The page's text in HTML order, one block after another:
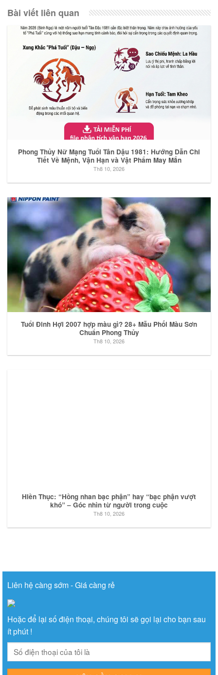
Bài viết liên quan
Phong Thủy Nữ Mạng Tuổi Tân Dậu 1981: Hướng Dẫn Chi
Tiết Về Mệnh, Vận Hạn và Vật Phẩm May Mắn
Th8 10, 2026
Tuổi Đinh Hợi 2007 hợp màu gì? 28+ Mẫu Phối Màu Sơn
Chuẩn Phong Thủy
Th8 10, 2026
Hiền Thục: “Hồng nhan bạc phận” hay “bạc phận vượt
khó” – Góc nhìn từ người trong cuộc
Th8 10, 2026
Liên hệ càng sớm - Giá càng rẻ
Hoặc để lại số điện thoại, chúng tôi sẽ gọi lại cho bạn sau
ít phút !